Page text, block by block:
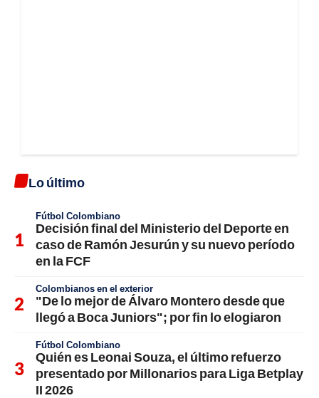
Lo último
Fútbol Colombiano
Decisión final del Ministerio del Deporte en
caso de Ramón Jesurún y su nuevo período
en la FCF
Colombianos en el exterior
"De lo mejor de Álvaro Montero desde que
llegó a Boca Juniors"; por fin lo elogiaron
Fútbol Colombiano
Quién es Leonai Souza, el último refuerzo
presentado por Millonarios para Liga Betplay
II 2026